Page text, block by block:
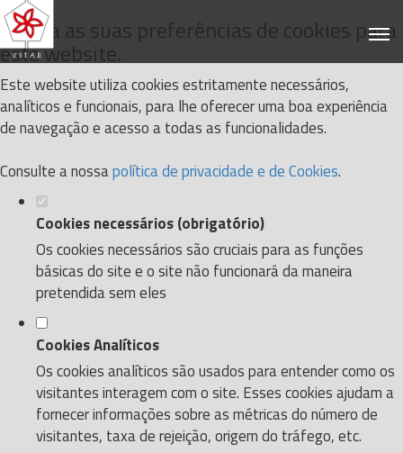
Defina as suas preferências de cookies para
este website.
Este website utiliza cookies estritamente necessários,
analíticos e funcionais, para lhe oferecer uma boa experiência
de navegação e acesso a todas as funcionalidades.
Consulte a nossapolítica de privacidade e de Cookies.
Cookies necessários (obrigatório)
Os cookies necessários são cruciais para as funções
básicas do site e o site não funcionará da maneira
pretendida sem eles
Cookies Analíticos
Os cookies analíticos são usados para entender como os
visitantes interagem com o site. Esses cookies ajudam a
fornecer informações sobre as métricas do número de
visitantes, taxa de rejeição, origem do tráfego, etc.